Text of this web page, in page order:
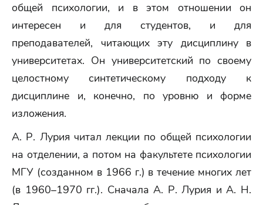
общей психологии, и в этом отношении он
интересен и для студентов, и для
преподавателей, читающих эту дисциплину в
университетах. Он университетский по своему
целостному синтетическому подходу к
дисциплине и, конечно, по уровню и форме
изложения.
А. Р. Лурия читал лекции по общей психологии
на отделении, а потом на факультете психологии
МГУ (созданном в 1966 г.) в течение многих лет
(в 1960–1970 гг.). Сначала А. Р. Лурия и А. Н.